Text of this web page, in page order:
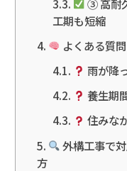
③ 高耐
工期も短縮
よくある質
雨が降
養生期
住みな
外構工事で
方